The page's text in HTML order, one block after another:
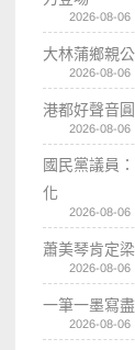
2026-08-06
大林蒲鄉親
2026-08-06
港都好聲音
2026-08-06
國民黨議員
化
2026-08-06
蕭美琴肯定
2026-08-06
一筆一墨寫
2026-08-06